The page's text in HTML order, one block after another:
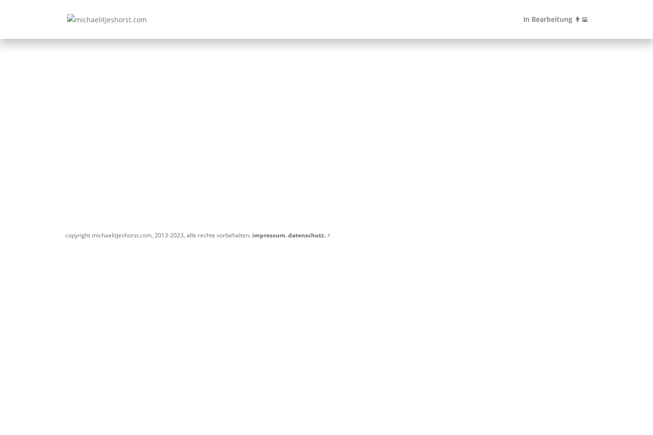
In Bearbeitung 👨‍💻
copyright michaelitjeshorst.com, 2013-2023, alle rechte vorbehalten. impressum. datenschutz. ⚡